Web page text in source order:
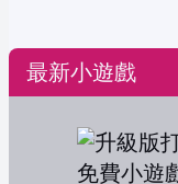
最新小遊戲